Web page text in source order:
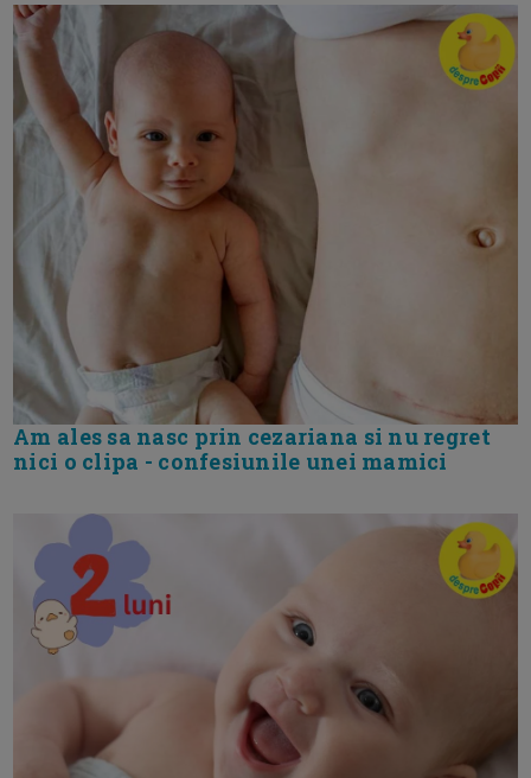
Am ales sa nasc prin cezariana si nu regret
nici o clipa - confesiunile unei mamici